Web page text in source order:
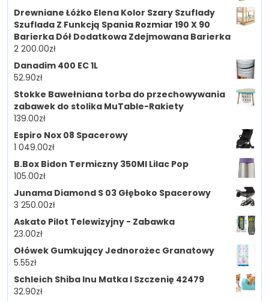
Drewniane Łóżko Elena Kolor Szary Szuflady
Szuflada Z Funkcją Spania Rozmiar 190 X 90
Barierka Dół Dodatkowa Zdejmowana Barierka
2 200.00zł
Danadim 400 EC 1L
52.90zł
Stokke Bawełniana torba do przechowywania
zabawek do stolika MuTable-Rakiety
139.00zł
Espiro Nox 08 Spacerowy
1 049.00zł
B.Box Bidon Termiczny 350Ml Lilac Pop
105.00zł
Junama Diamond S 03 Głęboko Spacerowy
3 250.00zł
Askato Pilot Telewizyjny - Zabawka
23.00zł
Ołówek Gumkujący Jednorożec Granatowy
5.55zł
Schleich Shiba Inu Matka I Szczenię 42479
32.90zł